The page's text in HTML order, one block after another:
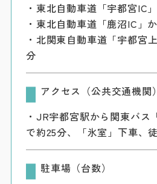
・東北自動車道「宇都宮IC
・東北自動車道「鹿沼IC」
・北関東自動車道「宇都宮
分
アクセス（公共交通機関）
・JR宇都宮駅から関東バス
で約25分、「氷室」下車、
駐車場（台数）